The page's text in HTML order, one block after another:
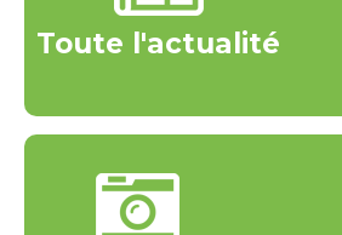
Toute l'actualité